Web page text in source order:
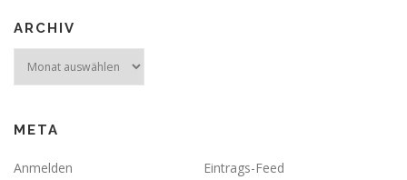
ARCHIV
META
Anmelden
Eintrags-Feed